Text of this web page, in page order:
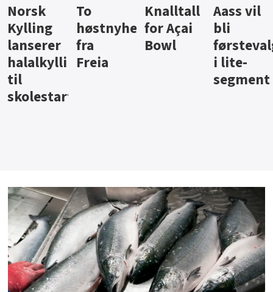
Knalltall
for Açai
Bowl
Aass vil
bli
førstevalg
i lite-
Brus og
jus fra
Berentsen
Hard
iste fra
Hansa